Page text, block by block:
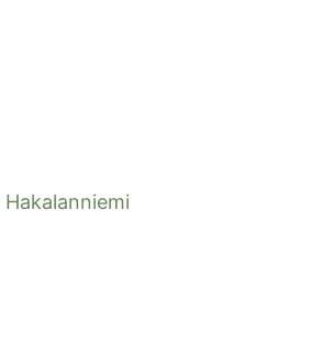
Hakalanniemi